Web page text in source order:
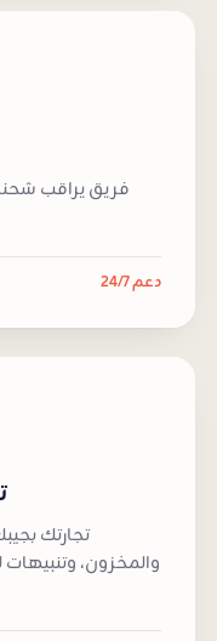
فريق يراقب
دعم 24/7
تجارتك
والمخزون،